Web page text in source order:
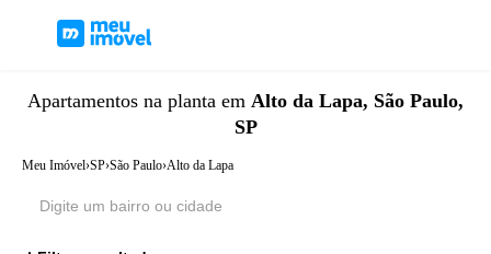
Apartamentos na planta em Alto da Lapa, São Paulo,
SP
Meu Imóvel›SP›São Paulo›Alto da Lapa